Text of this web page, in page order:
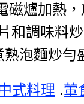
磁爐加熱，
和調味料
泡麵炒勻
式料理 .葷